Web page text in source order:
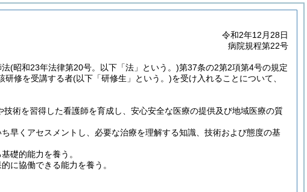
令和2年12月28日
病院規程第22号
法(昭和23年法律第20号。以下「法」という。)第37条の2第2項第4号の規定
研修を受講する者(以下「研修生」という。)を受け入れることについて、
技術を習得した看護師を育成し、安心安全な医療の提供及び地域医療の質
早くアセスメントし、必要な治療を理解する知識、技術および態度の基
礎的能力を養う。
に協働できる能力を養う。